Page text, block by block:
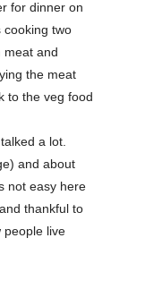
for dinner on
cooking two
meat and
the meat
to the veg food
a lot.
and about
not easy here
thankful to
people live